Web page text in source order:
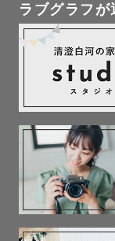
ラブグラフが